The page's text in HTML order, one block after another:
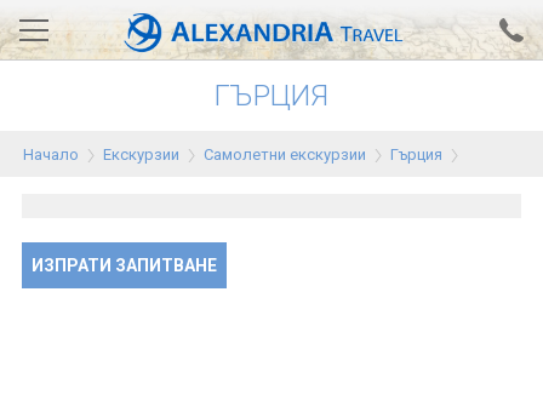
Проверка на резервация
АЛЕКСАНДРИЯ хотели
Турция
ГЪРЦИЯ
Начало Екскурзии Самолетни екскурзии Гърция
ИЗПРАТИ ЗАПИТВАНЕ